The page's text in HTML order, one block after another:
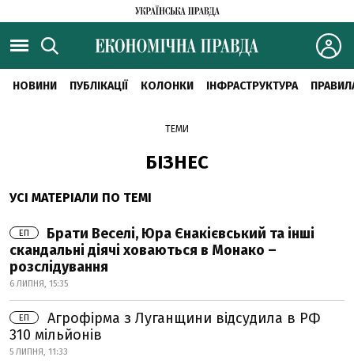
НОВИНИ ПУБЛІКАЦІЇ КОЛОНКИ ІНФРАСТРУКТУРА
ТЕМИ
БІЗНЕС
УСІ МАТЕРІАЛИ ПО ТЕМІ
ЕП
Брати Веселі, Юра Єнакієвський та інші
скандальні діячі ховаються в Монако –
розслідування
6 ЛИПНЯ, 15:35
ЕП
Агрофірма з Луганщини відсудила в РФ
310 мільйонів
5 ЛИПНЯ, 11:33